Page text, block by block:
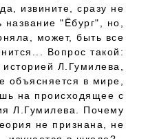
извините, сразу не
название "Ёбург", но,
может, быть все
Вопрос такой:
Л.Гумилева,
объясняется в мире,
на происходящее с
Л.Гумилева. Почему
не признана, не